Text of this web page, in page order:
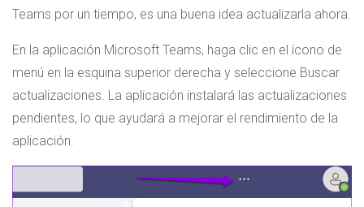
Teams por un tiempo, es una buena idea actualizarla ahora.
En la aplicación Microsoft Teams, haga clic en el ícono de
menú en la esquina superior derecha y seleccione Buscar
actualizaciones. La aplicación instalará las actualizaciones
pendientes, lo que ayudará a mejorar el rendimiento de la
aplicación.